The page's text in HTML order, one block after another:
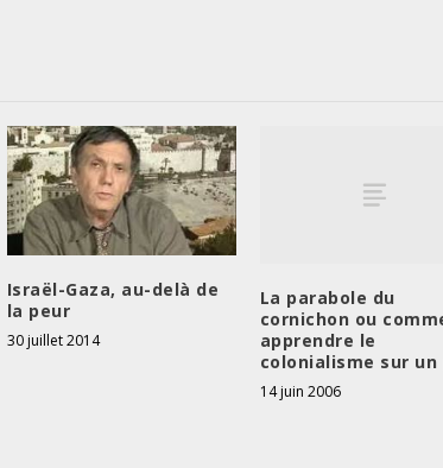
Israël-Gaza, au-delà de
la peur
30 juillet 2014
La parabole du
cornichon ou
apprendre le
colonialisme sur un
14 juin 2006